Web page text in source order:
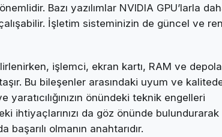
Bazı yazılımlar NVIDIA GPU’larla
İşletim sisteminizin de güncel ve
işlemci, ekran kartı, RAM ve
Bu bileşenler arasındaki uyum ve
önündeki teknik engelleri
ihtiyaçlarınızı da göz önünde bulundurarak
olmanın anahtarıdır.